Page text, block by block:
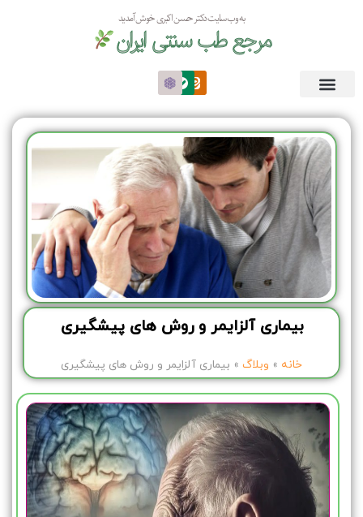
به وب سایت دکتر حسن اکبری خوش آمدید
مرجع طب سنتی ایران
بیماری آلزایمر و روش های پیشگیری
خانه» وبلاگ» بیماری آلزایمر و روش های پیشگیری